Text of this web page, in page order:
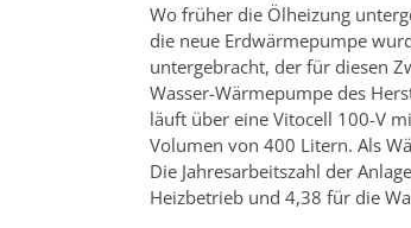
Wo früher die Ölheizung
die neue Erdwärmepumpe
untergebracht, der für diesen
Wasser-Wärmepumpe des
läuft über eine Vitocell 100-V
Volumen von 400 Litern. Als
Die Jahresarbeitszahl der
Heizbetrieb und 4,38 für die